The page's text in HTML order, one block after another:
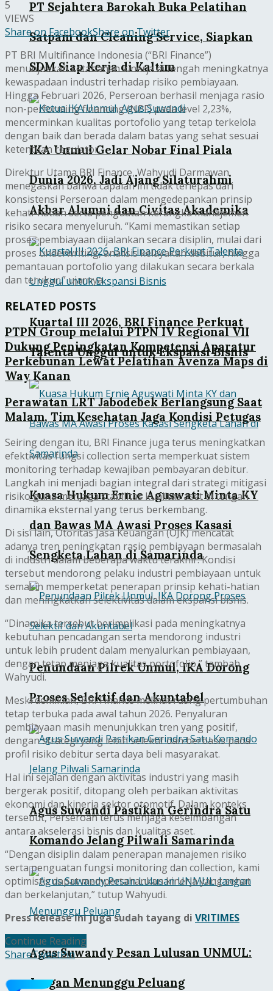
PT Sejahtera Barokah Buka Pelatihan
Satpam dan Cleaning Service, Siapkan
SDM Siap Kerja di Kaltim
IKA Unmul Gelar Nobar Final Piala
Dunia 2026, Jadi Ajang Silaturahmi
Akbar Alumni dan Civitas Akademika
Kuartal III 2026, BRI Finance Perkuat
Talenta Unggul untuk Ekspansi Bisnis
Kuasa Hukum Ernie Aguswati Minta KY
dan Bawas MA Awasi Proses Kasasi
Sengketa Lahan di Samarinda
Penundaan Pilrek Unmul, IKA Dorong
Proses Selektif dan Akuntabel
Agus Suwandi Pastikan Gerindra Satu
Komando Jelang Pilwali Samarinda
Agus Suwandy Pesan Lulusan UNMUL:
Jangan Menunggu Peluang
5
VIEWS
Share on FacebookShare on Twitter
PT BRI Multifinance Indonesia (“BRI Finance”)
menunjukkan ketahanan kinerja di tengah meningkatnya
kewaspadaan industri terhadap risiko pembiayaan.
Hingga Februari 2026, Perseroan berhasil menjaga rasio
non-performing financing (NPF) pada level 2,23%,
mencerminkan kualitas portofolio yang tetap terkelola
dengan baik dan berada dalam batas yang sehat sesuai
ketentuan regulator.
Direktur Utama BRI Finance, Wahyudi Darmawan,
menegaskan bahwa capaian ini tidak terlepas dari
konsistensi Perseroan dalam mengedepankan prinsip
kehati-hatian serta penguatan kerangka manajemen
risiko secara menyeluruh. “Kami memastikan setiap
proses pembiayaan dijalankan secara disiplin, mulai dari
proses underwriting, analisis kelayakan debitur, hingga
pemantauan portofolio yang dilakukan secara berkala
dan terukur,” ujarnya.
RELATED POSTS
PTPN Group melalui PTPN IV Regional VII
Dukung Peningkatan Kompetensi Aparatur
Perkebunan Lewat Pelatihan Avenza Maps di
Way Kanan
Perawatan LRT Jabodebek Berlangsung Saat
Malam, Tim Kesehatan Jaga Kondisi Petugas
Seiring dengan itu, BRI Finance juga terus meningkatkan
efektivitas fungsi collection serta memperkuat sistem
monitoring terhadap kewajiban pembayaran debitur.
Langkah ini menjadi bagian integral dari strategi mitigasi
risiko guna menjaga stabilitas kualitas aset di tengah
dinamika eksternal yang terus berkembang.
Di sisi lain, Otoritas Jasa Keuangan (OJK) mencatat
adanya tren peningkatan rasio pembiayaan bermasalah
di industri dalam beberapa waktu terakhir. Kondisi
tersebut mendorong pelaku industri pembiayaan untuk
semakin memperketat penerapan prinsip kehati-hatian
dan meningkatkan selektivitas dalam ekspansi bisnis.
“Dinamika tersebut berimplikasi pada meningkatnya
kebutuhan pencadangan serta mendorong industri
untuk lebih prudent dalam menyalurkan pembiayaan,
dengan tetap menjaga kualitas portofolio,” tambah
Wahyudi.
Meski demikian, BRI Finance melihat ruang pertumbuhan
tetap terbuka pada awal tahun 2026. Penyaluran
pembiayaan masih menunjukkan tren yang positif,
dengan strategi yang lebih selektif dan berbasis pada
profil risiko debitur serta daya beli masyarakat.
Hal ini sejalan dengan aktivitas industri yang masih
bergerak positif, ditopang oleh perbaikan aktivitas
ekonomi dan kinerja sektor otomotif. Dalam konteks
tersebut, Perseroan terus menjaga keseimbangan
antara akselerasi bisnis dan kualitas aset.
“Dengan disiplin dalam penerapan manajemen risiko
serta penguatan fungsi monitoring dan collection, kami
optimistis dapat mempertahankan kinerja yang sehat
dan berkelanjutan,” tutup Wahyudi.
Press Release ini juga sudah tayang di VRITIMES
Continue Reading
ShareTweetPin